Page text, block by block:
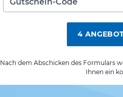
4
Nach dem Abschicken des Formulars
Ihnen ein